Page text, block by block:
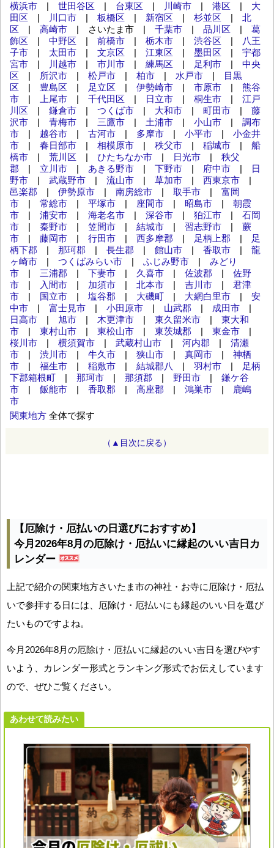
横浜市 | 世田谷区 | 台東区 | 川崎市 | 港区 | 大
田区 | 川口市 | 板橋区 | 新宿区 | 杉並区 | 北
区 | 高崎市 | さいたま市 | 千葉市 | 品川区 | 葛
飾区 | 中野区 | 前橋市 | 栃木市 | 渋谷区 |
八王
子市 | 太田市 | 文京区 | 江東区 | 墨田区 | 宇都
宮市 | 川越市 | 市川市 | 練馬区 | 足利市 | 中央
区 | 所沢市 | 松戸市 | 柏市 | 水戸市 |
目黒
区 | 豊島区 | 足立区 | 伊勢崎市 | 市原市 | 熊谷
市 | 上尾市 | 千代田区 | 日立市 | 桐生市 | 江戸
川区 | 鎌倉市 | つくば市 | 大和市 | 町田市 | 藤
沢市 | 青梅市 | 三鷹市 | 土浦市 | 小山市 | 調布
市 | 越谷市 | 古河市 | 多摩市 | 小平市 | 小金井
市 | 春日部市 | 相模原市 | 秩父市 | 稲城市 | 船
橋市 | 荒川区 | ひたちなか市 | 日光市 | 秩父
郡 | 立川市 | あきる野市 | 下野市 | 府中市 |
日
野市 | 武蔵野市 | 流山市 | 草加市 | 西東京市 |
邑楽郡 | 伊勢原市 | 南房総市 | 取手市 | 富岡
市 | 常総市 | 平塚市 | 座間市 | 昭島市 | 朝霞
市 | 浦安市 | 海老名市 | 深谷市 | 狛江市 | 石岡
市 | 秦野市 | 笠間市 | 結城市 | 習志野市 | 蕨
市 | 藤岡市 | 行田市 | 西多摩郡 | 足柄上郡 |
足
柄下郡 | 那珂郡 | 長生郡 | 館山市 | 香取市 | 龍
ヶ崎市 | つくばみらい市 | ふじみ野市 | みどり
市 | 三浦郡 | 下妻市 | 久喜市 | 佐波郡 | 佐野
市 | 入間市 | 加須市 | 北本市 | 吉川市 | 君津
市 | 国立市 | 塩谷郡 | 大磯町 | 大網白里市 | 安
中市 | 富士見市 | 小田原市 | 山武郡 | 成田市 |
日高市 | 旭市 | 木更津市 | 東久留米市 | 東大和
市 | 東村山市 | 東松山市 | 東茨城郡 | 東金市 |
桜川市 | 横須賀市 | 武蔵村山市 | 河内郡 | 清瀬
市 | 渋川市 | 牛久市 | 狭山市 | 真岡市 | 神栖
市 | 福生市 | 稲敷市 | 結城郡八 | 羽村市 |
足柄
下郡箱根町 | 那珂市 | 那須郡 | 野田市 | 鎌ケ谷
市 | 飯能市 | 香取郡 | 高座郡 | 鴻巣市 |
鹿嶋
市
関東地方 全体で探す
（▲目次に戻る）
【厄除け・厄払いの日選びにおすすめ】
今月2026年8月の厄除け・厄払いに縁起のいい吉日カ
レンダー
上記で紹介の関東地方さいたま市の神社・お寺に厄除け・厄払
いで参拝する日には、厄除け・厄払いにも縁起のいい日を選び
たいものですよね。
今月2026年8月の厄除け・厄払いに縁起のいい吉日を選びやす
いよう、カレンダー形式とランキング形式でお伝えしています
ので、ぜひご覧ください。
あわせて読みたい